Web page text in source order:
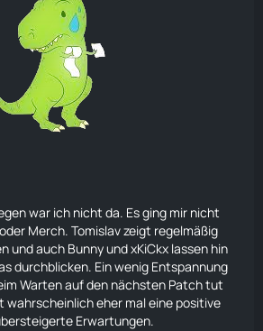
war ich nicht da. Es ging mir nicht
Merch. Tomislav zeigt regelmäßig
und auch Bunny und xKiCkx lassen hin
durchblicken. Ein wenig Entspannung
Warten auf den nächsten Patch tut
wahrscheinlich eher mal eine positive
Erwartungen.